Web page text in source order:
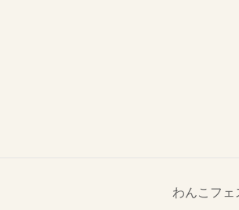
わんこフェ